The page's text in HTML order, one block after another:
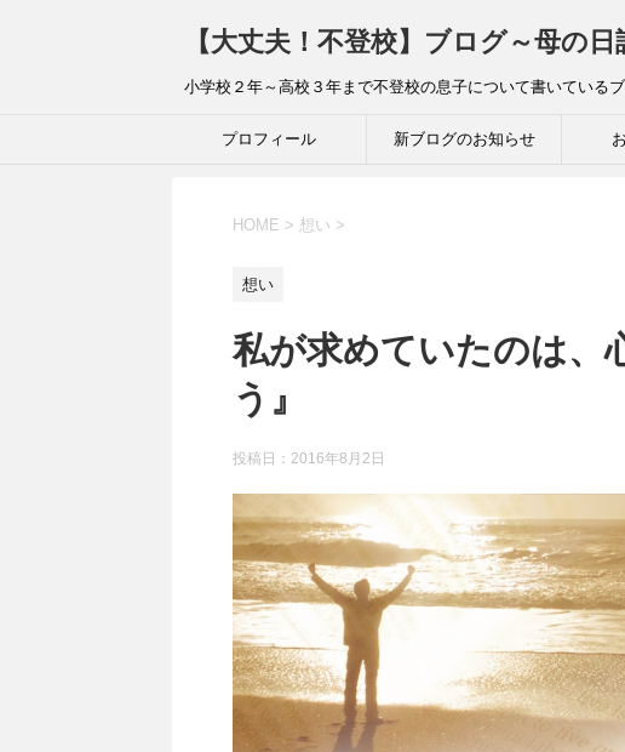
【大丈夫！不登校】ブログ～母の日
小学校２年～高校３年まで不登校の息子について書いている
プロフィール 新ブログのお知らせ
HOME > 想い >
想い
私が求めていたのは、
う』
投稿日：2016年8月2日